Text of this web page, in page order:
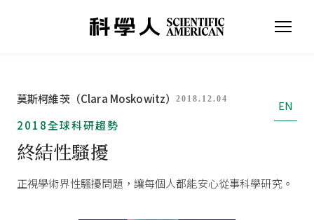
莫斯柯維茨（Clara Moskowitz）2018.12.04
EN
2018全球科研趨勢
終結性騷擾
正視學術界性騷擾問題，讓每個人都能安心從事科學研究。